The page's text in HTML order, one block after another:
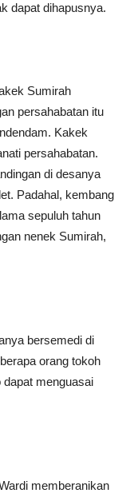
dapat dihapusnya.
Sumirah
persahabatan itu
Kakek
persahabatan.
di desanya
Padahal, kembang
sepuluh tahun
nenek Sumirah,
bersemedi di
orang tokoh
menguasai
memberanikan